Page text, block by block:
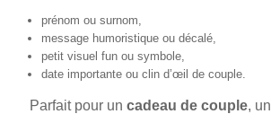
prénom ou surnom,
message humoristique ou décalé,
petit visuel fun ou symbole,
date importante ou clin d’œil de couple.
Parfait pour uncadeau de couple, un